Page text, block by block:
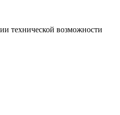
технической возможности